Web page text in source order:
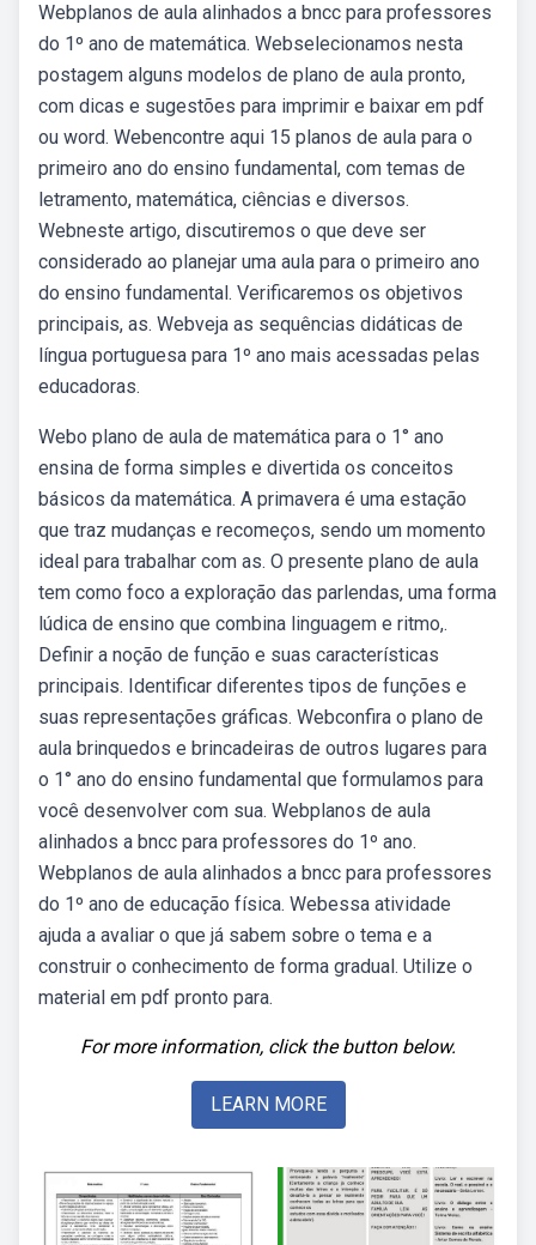
Webplanos de aula alinhados a bncc para professores
do 1º ano de matemática. Webselecionamos nesta
postagem alguns modelos de plano de aula pronto,
com dicas e sugestões para imprimir e baixar em pdf
ou word. Webencontre aqui 15 planos de aula para o
primeiro ano do ensino fundamental, com temas de
letramento, matemática, ciências e diversos.
Webneste artigo, discutiremos o que deve ser
considerado ao planejar uma aula para o primeiro ano
do ensino fundamental. Verificaremos os objetivos
principais, as. Webveja as sequências didáticas de
língua portuguesa para 1º ano mais acessadas pelas
educadoras.
Webo plano de aula de matemática para o 1° ano
ensina de forma simples e divertida os conceitos
básicos da matemática. A primavera é uma estação
que traz mudanças e recomeços, sendo um momento
ideal para trabalhar com as. O presente plano de aula
tem como foco a exploração das parlendas, uma forma
lúdica de ensino que combina linguagem e ritmo,.
Definir a noção de função e suas características
principais. Identificar diferentes tipos de funções e
suas representações gráficas. Webconfira o plano de
aula brinquedos e brincadeiras de outros lugares para
o 1° ano do ensino fundamental que formulamos para
você desenvolver com sua. Webplanos de aula
alinhados a bncc para professores do 1º ano.
Webplanos de aula alinhados a bncc para professores
do 1º ano de educação física. Webessa atividade
ajuda a avaliar o que já sabem sobre o tema e a
construir o conhecimento de forma gradual. Utilize o
material em pdf pronto para.
For more information, click the button below.
LEARN MORE